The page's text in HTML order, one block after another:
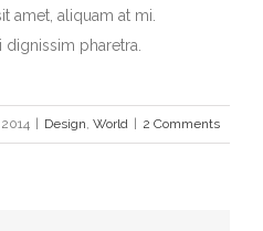
amet, aliquam at mi.
pharetra.
| Design, World | 2 Comments